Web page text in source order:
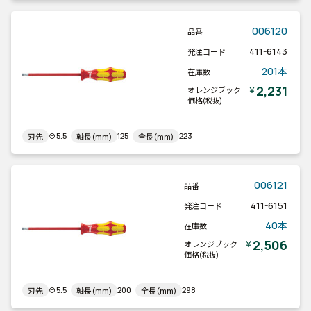
品番 006120
発注コード 411-6143
在庫数 201本
オレンジブック
価格(税抜)
￥2,231
刃先 ⊖5.5 軸長(mm) 125 全長(mm) 223
品番 006121
発注コード 411-6151
在庫数 40本
オレンジブック
価格(税抜)
￥2,506
刃先 ⊖5.5 軸長(mm) 200 全長(mm) 298